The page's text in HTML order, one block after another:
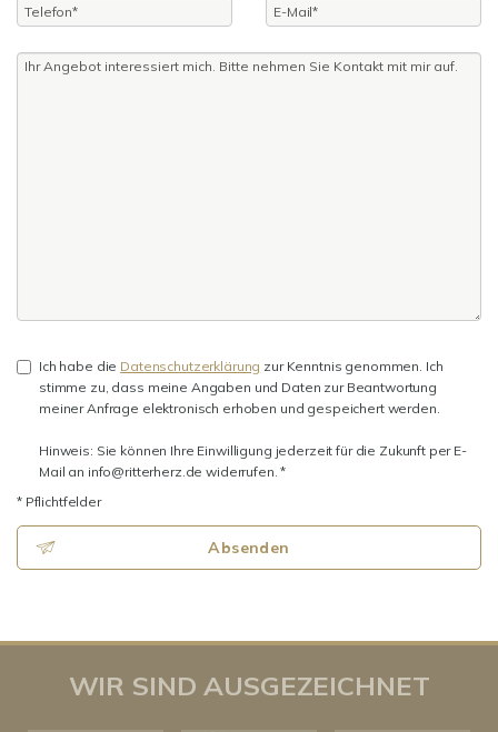
Ich habe die Datenschutzerklärung zur Kenntnis genommen. Ich
stimme zu, dass meine Angaben und Daten zur Beantwortung
meiner Anfrage elektronisch erhoben und gespeichert werden.
Hinweis: Sie können Ihre Einwilligung jederzeit für die Zukunft per E-
Mail an info@ritterherz.de widerrufen. *
* Pflichtfelder
Absenden
WIR SIND AUSGEZEICHNET